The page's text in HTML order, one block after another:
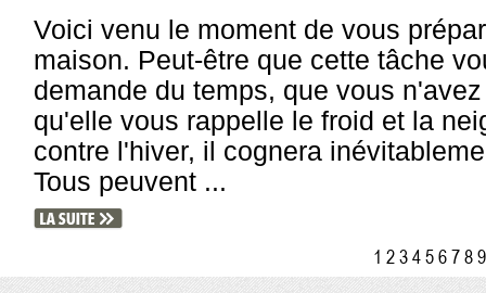
Voici venu le moment de vous
maison. Peut-être que cette tâche
demande du temps, que vous
qu'elle vous rappelle le froid et la
contre l'hiver, il cognera
Tous peuvent ...
1 23456789